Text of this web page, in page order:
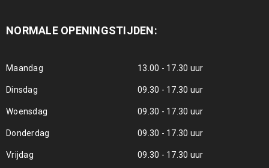
NORMALE OPENINGSTIJDEN:
Maandag 13.00 - 17.30 uur
Dinsdag 09.30 - 17.30 uur
Woensdag 09.30 - 17.30 uur
Donderdag 09.30 - 17.30 uur
Vrijdag 09.30 - 17.30 uur